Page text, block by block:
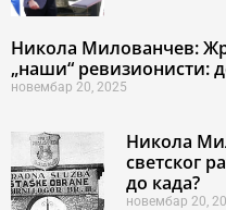
Никола Милованчев:
„наши“ ревизионисти:
новембар 20, 2025
Никола
светског
до када?
новембар 20,